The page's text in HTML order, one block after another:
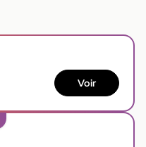
Voir